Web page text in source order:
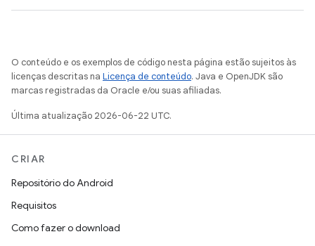
O conteúdo e os exemplos de código nesta página estão sujeitos às
licenças descritas na Licença de conteúdo. Java e OpenJDK são
marcas registradas da Oracle e/ou suas afiliadas.
Última atualização 2026-06-22 UTC.
CRIAR
Repositório do Android
Requisitos
Como fazer o download